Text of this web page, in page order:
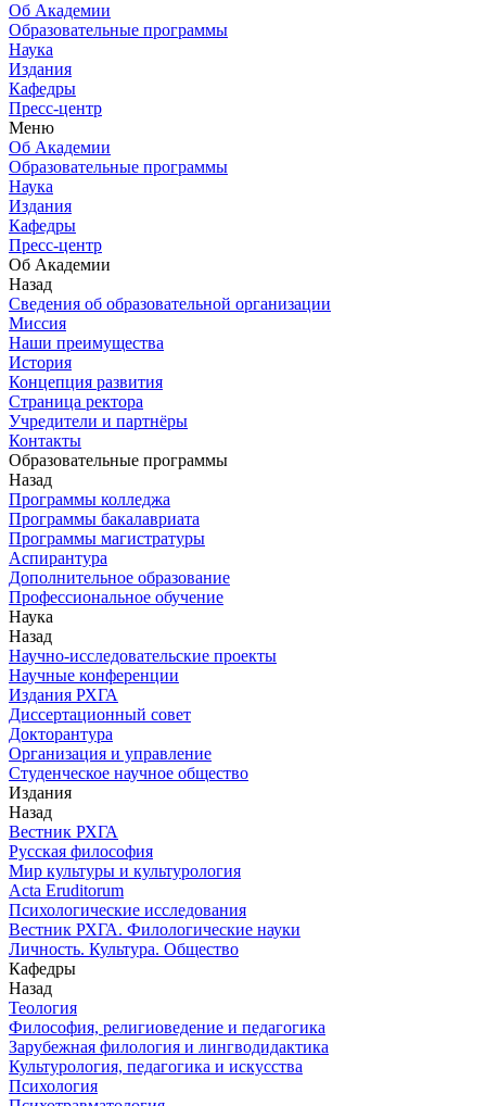
Об Академии
Образовательные программы
Наука
Издания
Кафедры
Пресс-центр
Меню
Об Академии
Образовательные программы
Наука
Издания
Кафедры
Пресс-центр
Об Академии
Назад
Сведения об образовательной организации
Миссия
Наши преимущества
История
Концепция развития
Страница ректора
Учредители и партнёры
Контакты
Образовательные программы
Назад
Программы колледжа
Программы бакалавриата
Программы магистратуры
Аспирантура
Дополнительное образование
Профессиональное обучение
Наука
Назад
Научно-исследовательские проекты
Научные конференции
Издания РХГА
Диссертационный совет
Докторантура
Организация и управление
Студенческое научное общество
Издания
Назад
Вестник РХГА
Русская философия
Мир культуры и культурология
Acta Eruditorum
Психологические исследования
Вестник РХГА. Филологические науки
Личность. Культура. Общество
Кафедры
Назад
Теология
Философия, религиоведение и педагогика
Зарубежная филология и лингводидактика
Культурология, педагогика и искусства
Психология